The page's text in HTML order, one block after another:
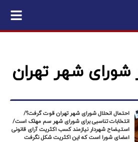
شورای شهر تهران
احتمال انحلال شورای شهر تهران قوت گرفت؟/
انتخابات تناسبی برای شورای شهر سم مهلک است/
استیضاح شهردار نیازمند کسب اکثریت آرای قانونی
اعضای شورا است که این اکثریت شکل نگرفت